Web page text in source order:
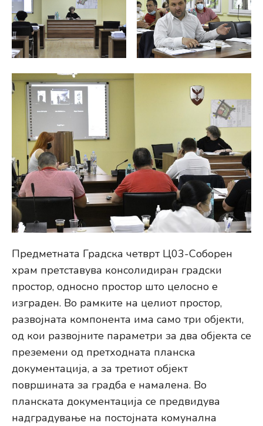
Предметната Градска четврт Ц03-Соборен
храм претставува консолидиран градски
простор, односно простор што целосно е
изграден. Во рамките на целиот простор,
развојната компонента има само три објекти,
од кои развојните параметри за два објекта се
преземени од претходната планска
документација, а за третиот објект
површината за градба е намалена. Во
планската документација се предвидува
надградување на постојната комунална